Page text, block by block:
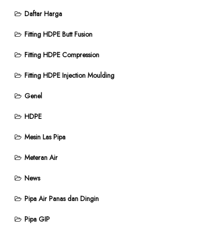
Daftar Harga
Fitting HDPE Butt Fusion
Fitting HDPE Compression
Fitting HDPE Injection Moulding
Genel
HDPE
Mesin Las Pipa
Meteran Air
News
Pipa Air Panas dan Dingin
Pipa GIP